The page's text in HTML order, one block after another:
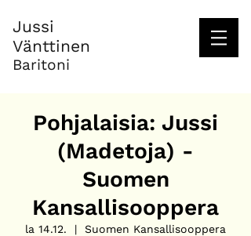
Jussi
Vänttinen
Baritoni
Pohjalaisia: Jussi
(Madetoja) -
Suomen
Kansallisooppera
la 14.12.
  |
Suomen Kansallisooppera